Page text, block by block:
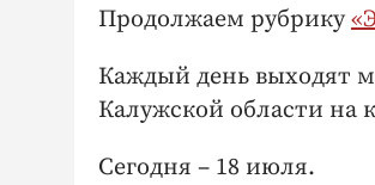
Продолжаем рубрику
Каждый день выходят
Калужской области на
Сегодня – 18 июля.